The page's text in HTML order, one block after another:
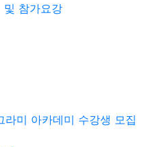
및 참가요강
미 아카데미 수강생 모집